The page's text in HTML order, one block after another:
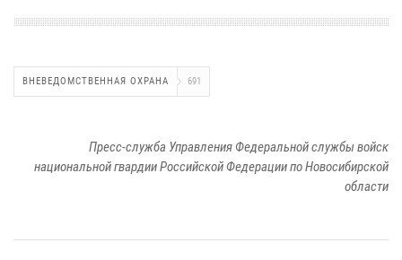
ВНЕВЕДОМСТВЕННАЯ ОХРАНА 691
Пресс-служба Управления Федеральной службы войск
национальной гвардии Российской Федерации по Новосибирской
области